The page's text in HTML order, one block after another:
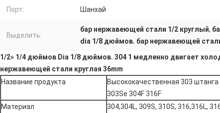
Порт: Шанхай
Выделить:
бар нержавеющей стали 1/2 круглый,
dia 1/8 дюймов. бар нержавеющей
1/2» 1/4 дюймов Dia 1/8 дюймов. 304 1 медленно двигает
нержавеющей стали круглая 36mm
Название продукта
Высококачественная 303
303Se 304F 316F
Материал
304,304L, 309S, 310S, 316,316L,